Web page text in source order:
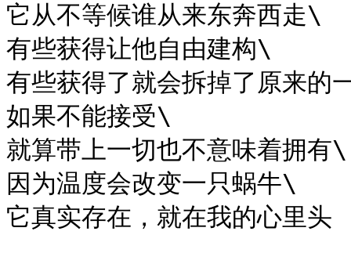
它从不等候谁从来东奔西走\
有些获得让他自由建构\
有些获得了就会拆掉了原来的
如果不能接受\
就算带上一切也不意味着拥有\
因为温度会改变一只蜗牛\
它真实存在，就在我的心里头